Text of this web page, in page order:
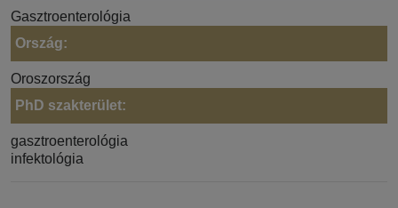
Gasztroenterológia
Ország:
Oroszország
PhD szakterület:
gasztroenterológia
infektológia